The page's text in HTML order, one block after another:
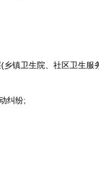
镇卫生院、社区卫生服
纠纷;